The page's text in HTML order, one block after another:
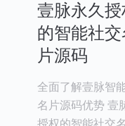
壹脉永久
的智能社
片源码
全面了解壹脉智
名片源码优势 壹
授权的智能社交